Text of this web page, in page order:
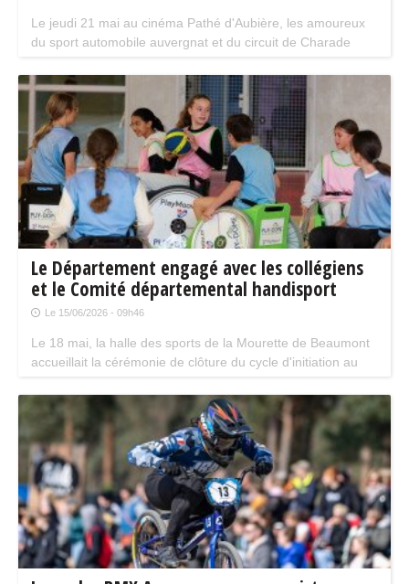
Le jeudi 21 mai au cinéma Pathé d'Aubière, les amoureux
du sport automobile auvergnat et du circuit de Charade
mythe à la sécurité ", un projet de film documentaire sur le
légendaire circuit auvergnat. Un film événement qui raconte
l'histoire du sport automobile en Auvergne.
Le Département engagé avec les collégiens
et le Comité départemental handisport
Le 15/06/2026 - 09h46
Le 18 mai, la halle des sports de la Mourette de Beaumont
accueillait la cérémonie de clôture du cycle d'initiation au
fauteuils roulants multisports au Comité départemental
handisport.